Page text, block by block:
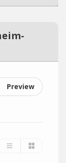
Preview